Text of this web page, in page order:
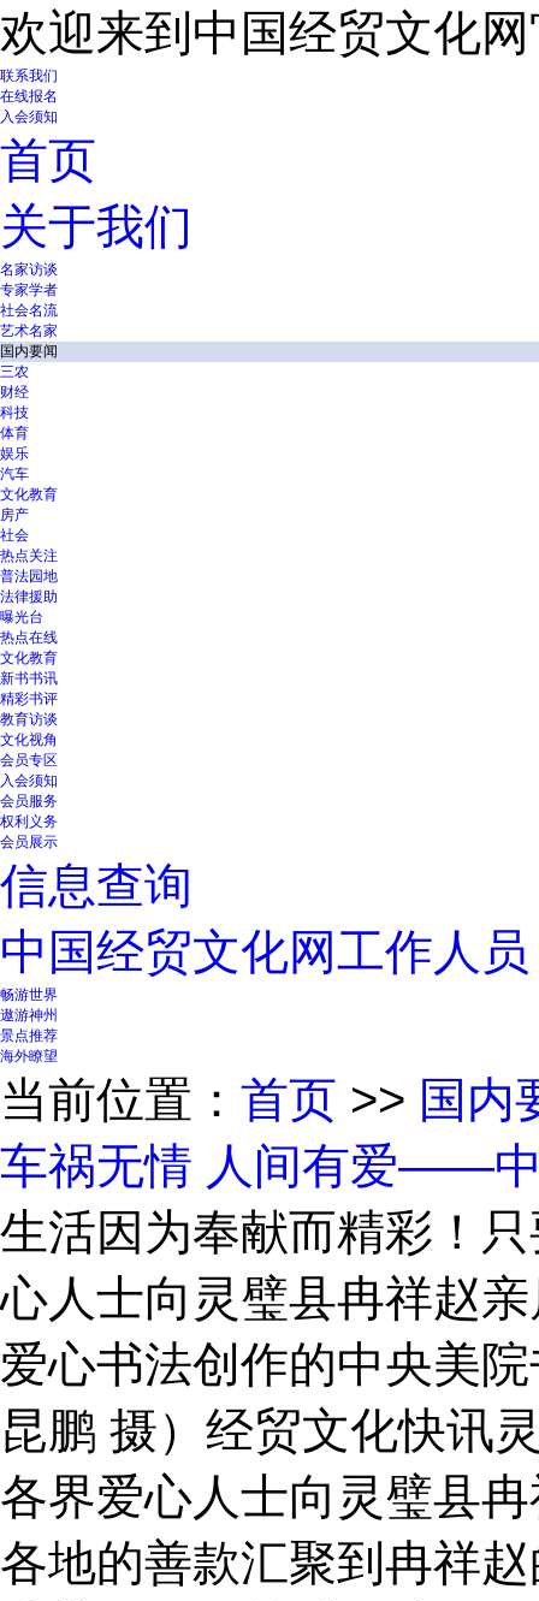
欢迎来到中国经贸文化
联系我们
在线报名
入会须知
首页
关于我们
名家访谈
专家学者
社会名流
艺术名家
国内要闻
三农
财经
科技
体育
娱乐
汽车
文化教育
房产
社会
热点关注
普法园地
法律援助
曝光台
热点在线
文化教育
新书书讯
精彩书评
教育访谈
文化视角
会员专区
入会须知
会员服务
权利义务
会员展示
信息查询
中国经贸文化网工作人员
畅游世界
遨游神州
景点推荐
海外瞭望
当前位置： 首页 >> 国内
车祸无情 人间有爱——
生活因为奉献而精彩！
心人士向灵璧县冉祥赵
爱心书法创作的中央美
昆鹏 摄）经贸文化快讯
各界爱心人士向灵璧县
各地的善款汇聚到冉祥